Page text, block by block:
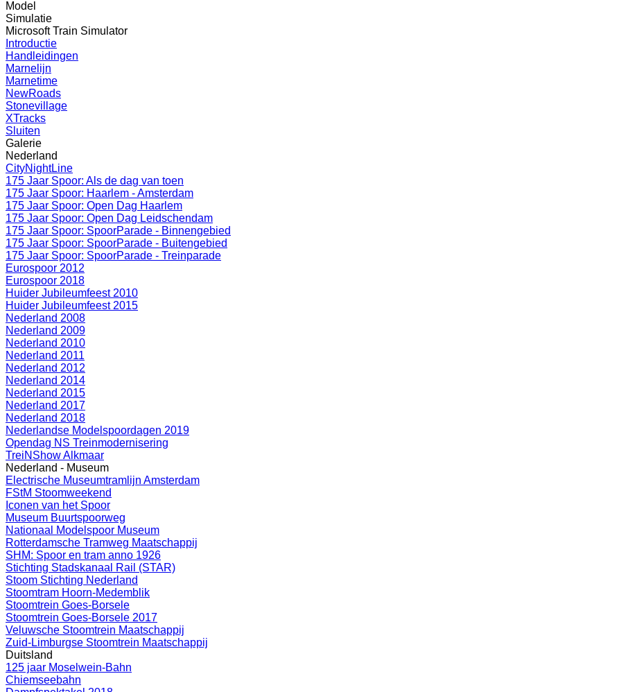
Model
Simulatie
Microsoft Train Simulator
Introductie
Handleidingen
Marnelijn
Marnetime
NewRoads
Stonevillage
XTracks
Sluiten
Galerie
Nederland
CityNightLine
175 Jaar Spoor: Als de dag van toen
175 Jaar Spoor: Haarlem - Amsterdam
175 Jaar Spoor: Open Dag Haarlem
175 Jaar Spoor: Open Dag Leidschendam
175 Jaar Spoor: SpoorParade - Binnengebied
175 Jaar Spoor: SpoorParade - Buitengebied
175 Jaar Spoor: SpoorParade - Treinparade
Eurospoor 2012
Eurospoor 2018
Huider Jubileumfeest 2010
Huider Jubileumfeest 2015
Nederland 2008
Nederland 2009
Nederland 2010
Nederland 2011
Nederland 2012
Nederland 2014
Nederland 2015
Nederland 2017
Nederland 2018
Nederlandse Modelspoordagen 2019
Opendag NS Treinmodernisering
TreiNShow Alkmaar
Nederland - Museum
Electrische Museumtramlijn Amsterdam
FStM Stoomweekend
Iconen van het Spoor
Museum Buurtspoorweg
Nationaal Modelspoor Museum
Rotterdamsche Tramweg Maatschappij
SHM: Spoor en tram anno 1926
Stichting Stadskanaal Rail (STAR)
Stoom Stichting Nederland
Stoomtram Hoorn-Medemblik
Stoomtrein Goes-Borsele
Stoomtrein Goes-Borsele 2017
Veluwsche Stoomtrein Maatschappij
Zuid-Limburgse Stoomtrein Maatschappij
Duitsland
125 jaar Moselwein-Bahn
Chiemseebahn